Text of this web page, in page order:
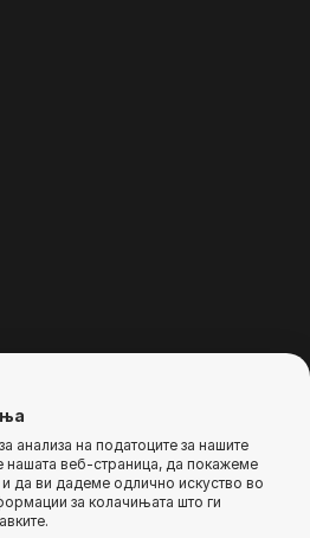
Skopje, North Macedonia
анализа на податоците за нашите
нашата веб-страница, да покажеме
да ви дадеме одлично искуство во
за колачињата што ги